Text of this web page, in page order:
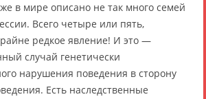
в мире описано не так много семей
Всего четыре или пять,
редкое явление! И это —
случай генетически
нарушения поведения в сторону
Есть наследственные